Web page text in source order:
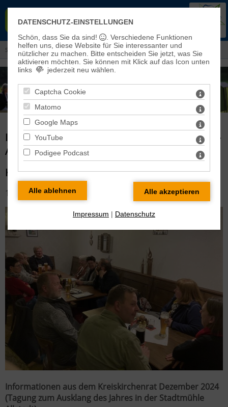
EISLEBEN-SÖMMERDA
Sie sind hier:Aktuelles> Informationen aus dem Kreiskirchenrat
INFORMATIONEN AUS DEM KREISKIRCHENRAT -
ARCHIV
KREISKIRCHENRAT IM DEZEMBER
12.12.2024
Informationen aus dem Kreiskirchenrat Dezember 2024
(Tagung zum Ausklang des Jahres in der Stadtmühle
DATENSCHUTZ-EINSTELLUNGEN
Schön, dass Sie da sind!
. Verschiedene Funktionen
helfen uns, diese Website für Sie interessanter und
nützlicher zu machen.
Bitte entscheiden Sie jetzt, was Sie
aktivieren möchten. Sie können mit Klick auf das Icon unten
links
jederzeit neu wählen.
Captcha Cookie
Matomo
Google Maps
YouTube
Podigee Podcast
Impressum | Datenschutz